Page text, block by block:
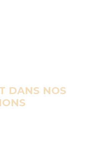
DANS NOS